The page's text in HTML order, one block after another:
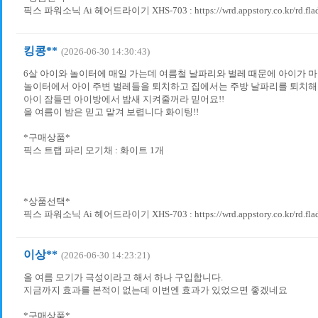
픽스 파워소닉 Ai 헤어드라이기 XHS-703 : https://wrd.appstory.co.kr/
킹콩** (2026-06-30 14:30:43)
6살 아이와 놀이터에 매일 가는데 여름철 날파리와 벌레 때문에 아이가
놀이터에서 아이 주변 벌레들을 퇴치하고 집에서는 주방 날파리를 퇴치
아이 잠들면 아이방에서 밤새 지켜줄꺼라 믿어요!!
올 여름이 밤은 믿고 맡겨 보렵니다 화이팅!!
*구매상품*
픽스 트랩 파리 모기채 : 화이트​ 1개
*상품선택*
픽스 파워소닉 Ai 헤어드라이기 XHS-703 : https://wrd.appstory.co.kr/
이상** (2026-06-30 14:23:21)
올 여름 모기가 극성이라고 해서 하나 구입합니다.
지금까지 효과를 본적이 없는데 이번엔 효과가 있었으면 좋겠네요
*구매상품*